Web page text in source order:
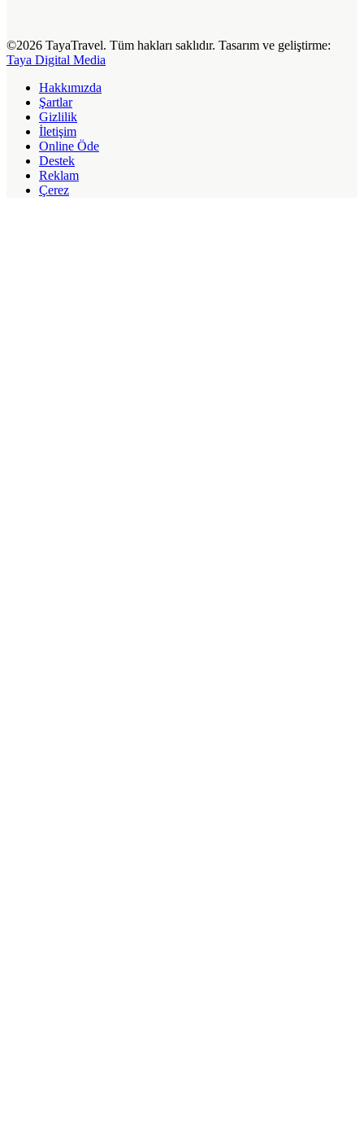
©2026 TayaTravel. Tüm hakları saklıdır. Tasarım ve geliştirme:
Taya Digital Media
Hakkımızda
Şartlar
Gizlilik
İletişim
Online Öde
Destek
Reklam
Çerez